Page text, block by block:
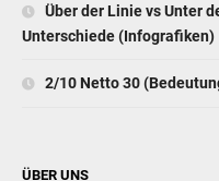
Über der Linie vs Unter
Unterschiede (Infografiken)
2/10 Netto 30
ÜBER UNS